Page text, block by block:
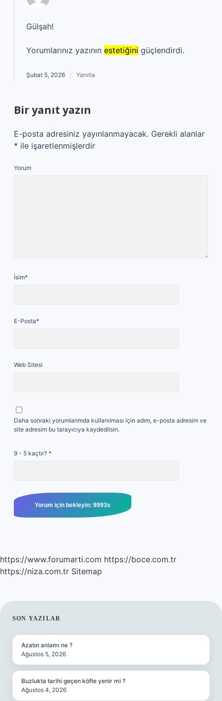
Gülşah!
Yorumlarınız yazının estetiğini güçlendirdi.
Şubat 5, 2026 Yanıtla
Bir yanıt yazın
E-posta adresiniz yayınlanmayacak. Gerekli alanlar
* ile işaretlenmişlerdir
Yorum
İsim*
E-Posta*
Web Sitesi
Daha sonraki yorumlarımda kullanılması için adım, e-posta adresim ve
site adresim bu tarayıcıya kaydedilsin.
9 - 5 kaçtır? *
https://www.forumarti.com https://boce.com.tr
https://niza.com.tr Sitemap
SIDEBAR
SON YAZILAR
Azatın anlamı ne ?
Ağustos 5, 2026
Buzlukta tarihi geçen köfte yenir mi ?
Ağustos 4, 2026